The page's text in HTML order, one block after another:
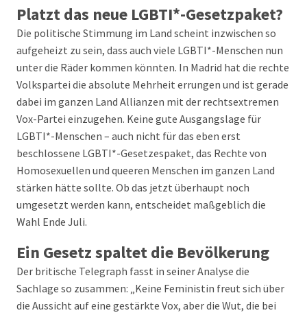
Platzt das neue LGBTI*-Gesetzpaket?
Die politische Stimmung im Land scheint inzwischen so
aufgeheizt zu sein, dass auch viele LGBTI*-Menschen nun
unter die Räder kommen könnten. In Madrid hat die rechte
Volkspartei die absolute Mehrheit errungen und ist gerade
dabei im ganzen Land Allianzen mit der rechtsextremen
Vox-Partei einzugehen. Keine gute Ausgangslage für
LGBTI*-Menschen – auch nicht für das eben erst
beschlossene LGBTI*-Gesetzespaket, das Rechte von
Homosexuellen und queeren Menschen im ganzen Land
stärken hätte sollte. Ob das jetzt überhaupt noch
umgesetzt werden kann, entscheidet maßgeblich die
Wahl Ende Juli.
Ein Gesetz spaltet die Bevölkerung
Der britische Telegraph fasst in seiner Analyse die
Sachlage so zusammen: „Keine Feministin freut sich über
die Aussicht auf eine gestärkte Vox, aber die Wut, die bei